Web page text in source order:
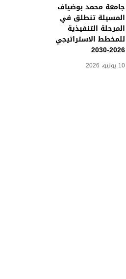
جامعة محمد بوضياف
المسيلة تنطلق في
المرحلة التنفيذية
للمخطط الاستراتيجي
2026-2030
10 يونيو، 2026